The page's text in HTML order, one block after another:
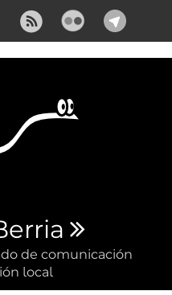
de comunicación
local